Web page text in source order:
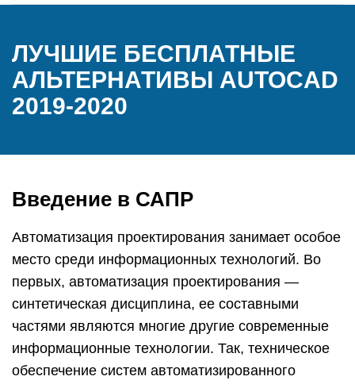
ЛУЧШИЕ БЕСПЛАТНЫЕ
АЛЬТЕРНАТИВЫ AUTOCAD
2019-2020
Введение в САПР
Автоматизация проектирования занимает особое
место среди информационных технологий. Во
первых, автоматизация проектирования —
синтетическая дисциплина, ее составными
частями являются многие другие современные
информационные технологии. Так, техническое
обеспечение систем автоматизированного